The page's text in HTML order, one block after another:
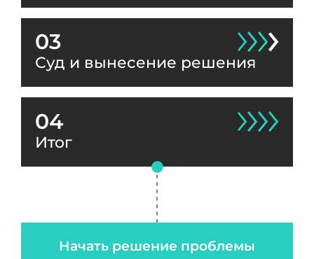
03
Суд и вынесение решения
04
Итог
Начать решение проблемы